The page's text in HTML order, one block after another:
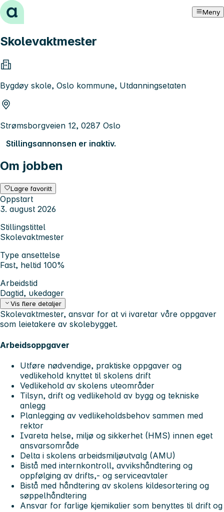
Hopp til innhold Meny
Skolevaktmester
Bygdøy skole, Oslo kommune, Utdanningsetaten
Strømsborgveien 12, 0287 Oslo
Stillingsannonsen er inaktiv.
Om jobben
Lagre favoritt
Oppstart
3. august 2026
Stillingstittel
Skolevaktmester
Type ansettelse
Fast, heltid 100%
Arbeidstid
Dagtid, ukedager
Vis flere detaljer
Skolevaktmester, ansvar for at vi ivaretar våre oppgaver
som leietakere av skolebygget.
Arbeidsoppgaver
Utføre nødvendige, praktiske oppgaver og
vedlikehold knyttet til skolens drift
Vedlikehold av skolens uteområder
Tilsyn, drift og vedlikehold av bygg og tekniske
anlegg
Planlegging av vedlikeholdsbehov sammen med
rektor
Ivareta helse, miljø og sikkerhet (HMS) innen eget
ansvarsområde
Delta i skolens arbeidsmiljøutvalg (AMU)
Bistå med internkontroll, avvikshåndtering og
oppfølging av drifts,- og serviceavtaler
Bistå med håndtering av skolens kildesortering og
søppelhåndtering
Ansvar for farlige kjemikalier som benyttes til drift og